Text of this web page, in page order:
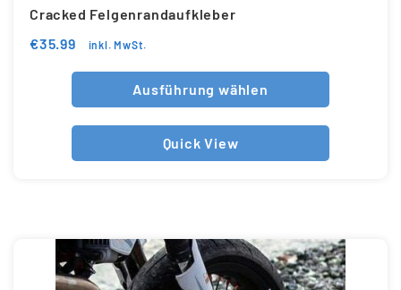
Cracked Felgenrandaufkleber
€35.99 inkl. MwSt.
Ausführung wählen
Quick View